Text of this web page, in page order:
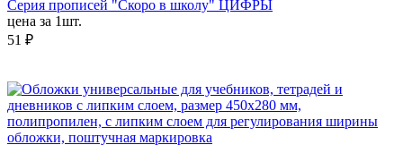
Серия прописей "Скоро в школу" ЦИФРЫ
цена за 1шт.
51 ₽